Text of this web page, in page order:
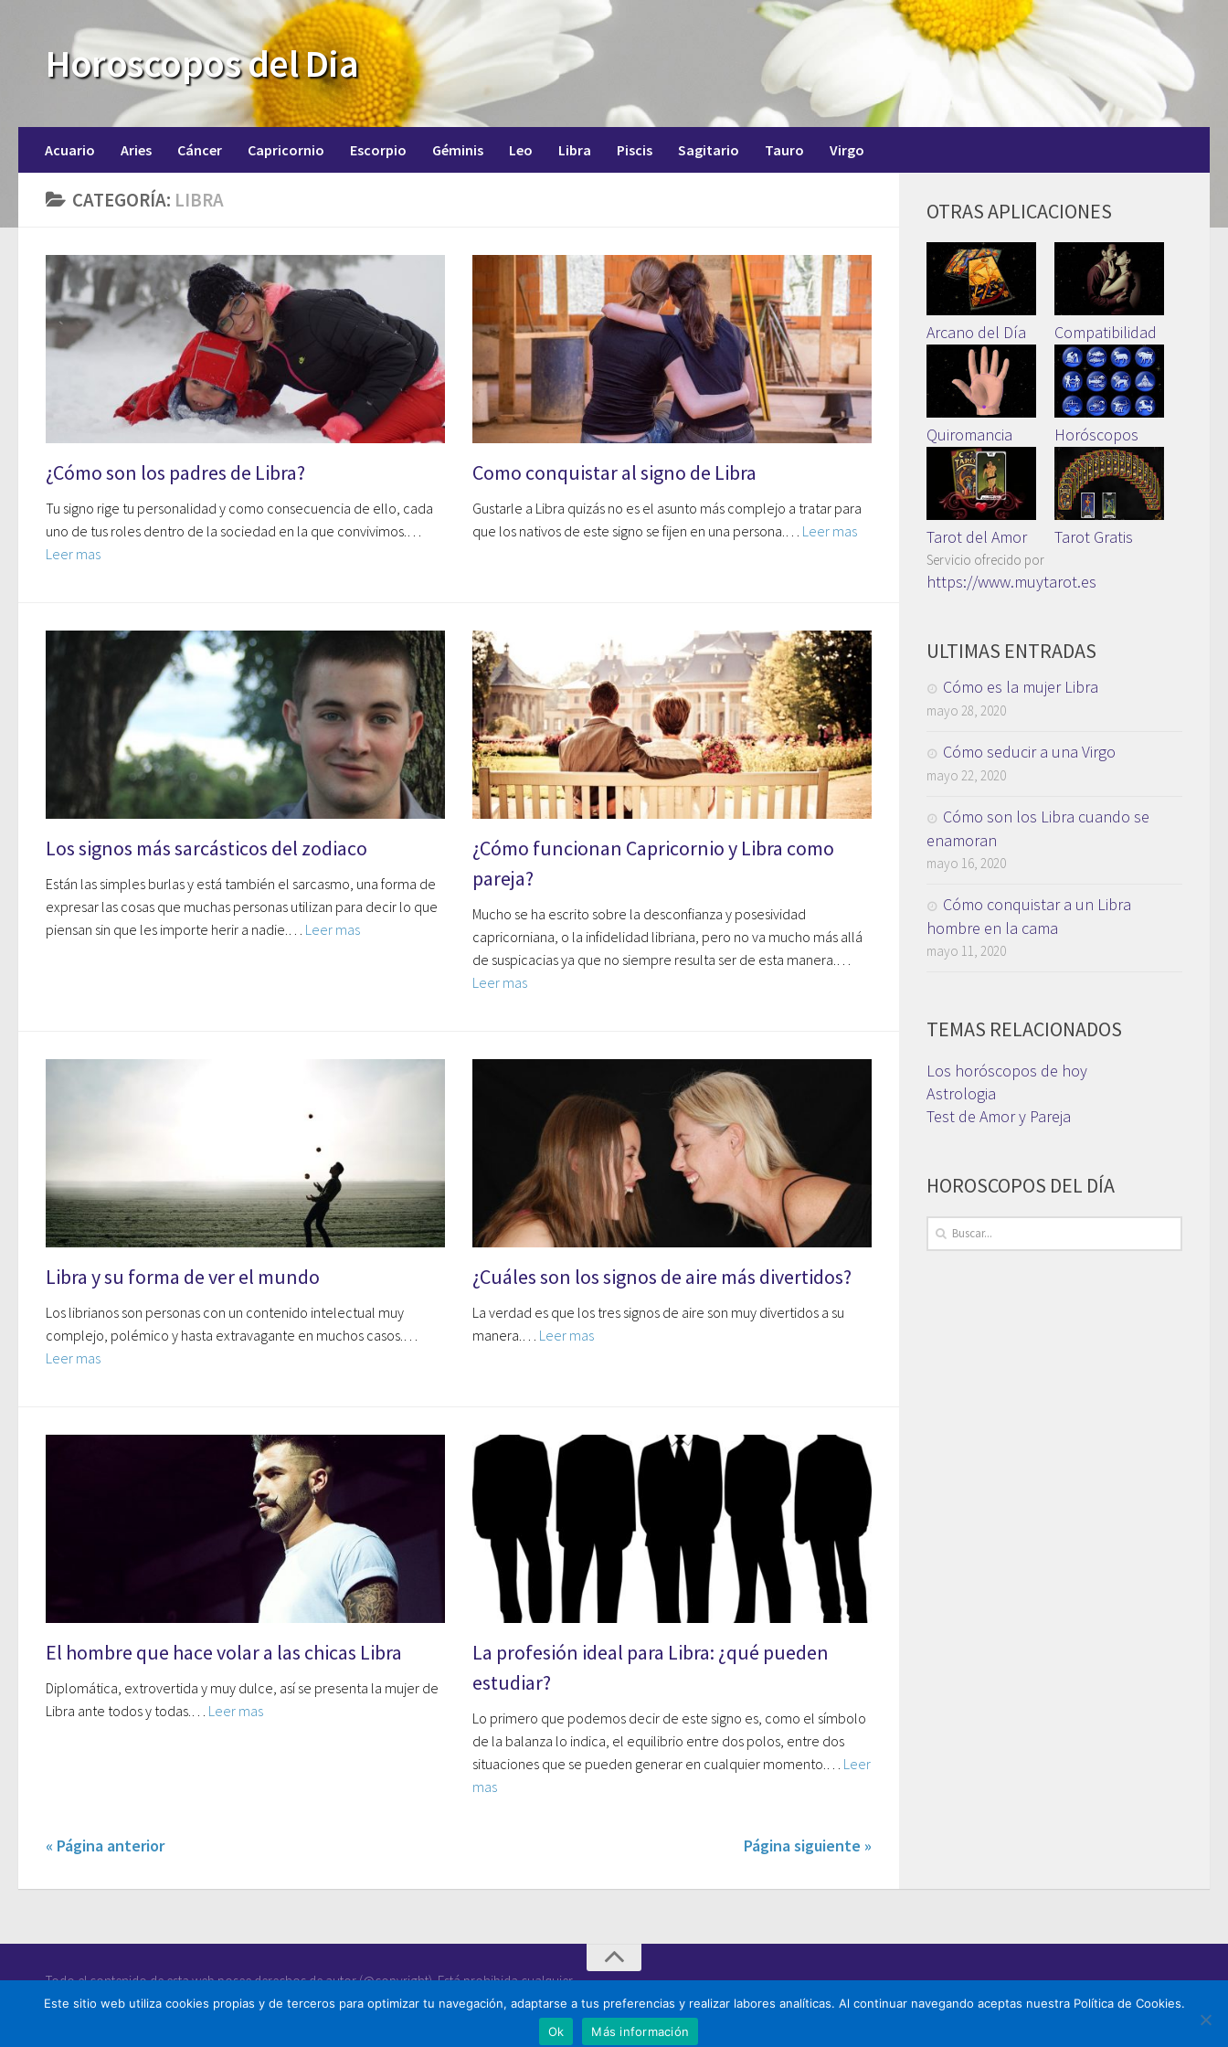
Horoscopos del Dia
Acuario Aries Cáncer Capricornio Escorpio Géminis Leo Libra Piscis Sagitario Tauro Virgo
CATEGORÍA: LIBRA
¿Cómo son los padres de Libra?
Tu signo rige tu personalidad y como consecuencia de ello, cada
uno de tus roles dentro de la sociedad en la que convivimos.…
Leer mas
Como conquistar al signo de Libra
Gustarle a Libra quizás no es el asunto más complejo a tratar para
que los nativos de este signo se fijen en una persona.… Leer mas
Los signos más sarcásticos del zodiaco
Están las simples burlas y está también el sarcasmo, una forma de
expresar las cosas que muchas personas utilizan para decir lo que
piensan sin que les importe herir a nadie.… Leer mas
¿Cómo funcionan Capricornio y Libra como
pareja?
Mucho se ha escrito sobre la desconfianza y posesividad
capricorniana, o la infidelidad libriana, pero no va mucho más allá
de suspicacias ya que no siempre resulta ser de esta manera.…
Leer mas
Libra y su forma de ver el mundo
Los librianos son personas con un contenido intelectual muy
complejo, polémico y hasta extravagante en muchos casos.…
Leer mas
¿Cuáles son los signos de aire más divertidos?
La verdad es que los tres signos de aire son muy divertidos a su
manera.… Leer mas
El hombre que hace volar a las chicas Libra
Diplomática, extrovertida y muy dulce, así se presenta la mujer de
Libra ante todos y todas.… Leer mas
La profesión ideal para Libra: ¿qué pueden
estudiar?
Lo primero que podemos decir de este signo es, como el símbolo
de la balanza lo indica, el equilibrio entre dos polos, entre dos
situaciones que se pueden generar en cualquier momento.… Leer
mas
« Página anterior Página siguiente »
OTRAS APLICACIONES
Arcano del Día Compatibilidad
Quiromancia Horóscopos
Tarot del Amor Tarot Gratis
Servicio ofrecido por
https://www.muytarot.es
ULTIMAS ENTRADAS
Cómo es la mujer Libra
mayo 28, 2020
Cómo seducir a una Virgo
mayo 22, 2020
Cómo son los Libra cuando se
enamoran
mayo 16, 2020
Cómo conquistar a un Libra
hombre en la cama
mayo 11, 2020
TEMAS RELACIONADOS
Los horóscopos de hoy
Astrologia
Test de Amor y Pareja
HOROSCOPOS DEL DÍA
Todo el contenido de esta web posee derechos de autor (@copyright). Está prohibida cualquier
copia o reproducción del mismo.
Este sitio web utiliza cookies propias y de terceros para optimizar tu navegación, adaptarse a tus preferencias y realizar labores analíticas. Al continuar navegando aceptas nuestra Política de Cookies.
Ok
Más información